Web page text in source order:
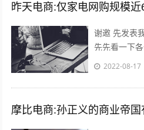
谢邀 先发表
先先看一下
局，比如，
2022-08-17
摩比电商:孙正义的商业帝国